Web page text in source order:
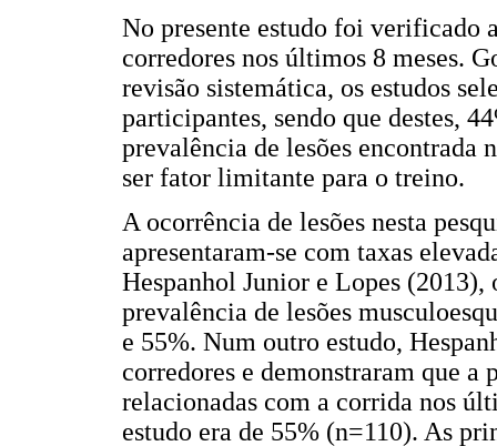
No presente estudo foi verificado
corredores nos últimos 8 meses.
revisão sistemática, os estudos
participantes, sendo que destes,
prevalência de lesões encontrada
ser fator limitante para o treino.
A ocorrência de lesões nesta
apresentaram-se com taxas
Hespanhol Junior e Lopes
prevalência de lesões
e 55%. Num outro estudo,
corredores e demonstraram que a
relacionadas com a corrida nos
estudo era de 55% (n=110). As